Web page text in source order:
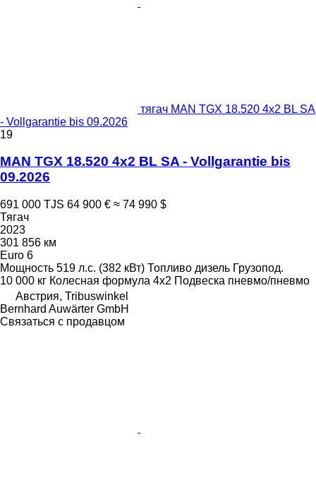
тягач MAN TGX 18.520 4x2 BL SA
- Vollgarantie bis 09.2026
19
MAN TGX 18.520 4x2 BL SA - Vollgarantie bis
09.2026
691 000 TJS 64 900 € ≈ 74 990 $
Тягач
2023
301 856 км
Euro 6
Мощность 519 л.с. (382 кВт) Топливо дизель Грузопод.
10 000 кг Колесная формула 4x2 Подвеска пневмо/пневмо
Австрия, Tribuswinkel
Bernhard Auwärter GmbH
Связаться с продавцом